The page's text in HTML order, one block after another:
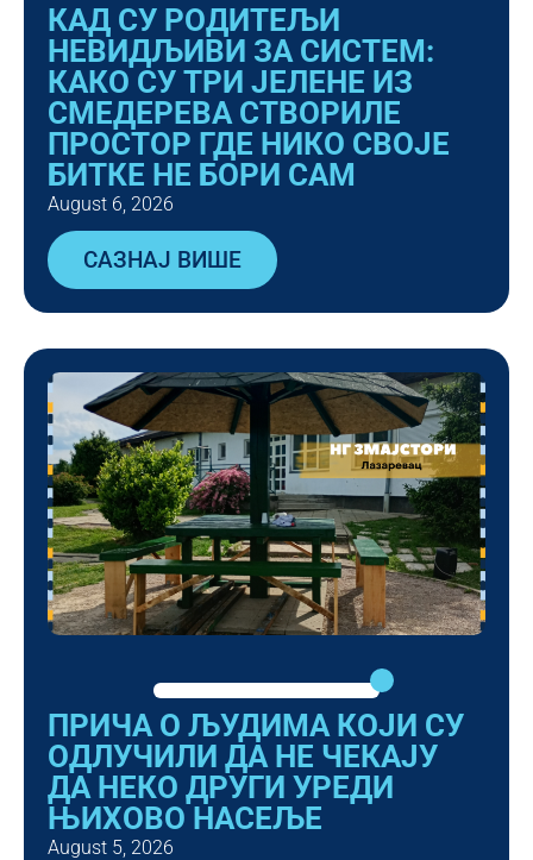
КАД СУ РОДИТЕЉИ
НЕВИДЉИВИ ЗА СИСТЕМ:
КАКО СУ ТРИ ЈЕЛЕНЕ ИЗ
СМЕДЕРЕВА СТВОРИЛЕ
ПРОСТОР ГДЕ НИКО СВОЈЕ
БИТКЕ НЕ БОРИ САМ
August 6, 2026
САЗНАЈ ВИШЕ
ПРИЧА О ЉУДИМА КОЈИ СУ
ОДЛУЧИЛИ ДА НЕ ЧЕКАЈУ
ДА НЕКО ДРУГИ УРЕДИ
ЊИХОВО НАСЕЉЕ
August 5, 2026